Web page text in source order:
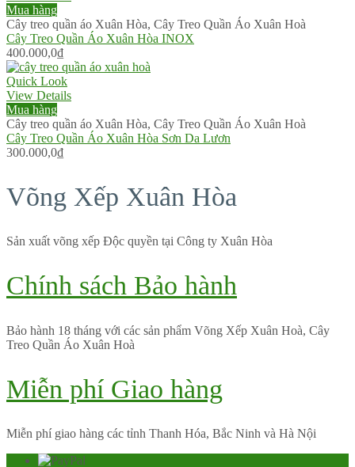
Mua hàng
Cây treo quần áo Xuân Hòa, Cây Treo Quần Áo Xuân Hoà
Cây Treo Quần Áo Xuân Hòa INOX
400.000,0₫
Quick Look
View Details
Mua hàng
Cây treo quần áo Xuân Hòa, Cây Treo Quần Áo Xuân Hoà
Cây Treo Quần Áo Xuân Hòa Sơn Da Lươn
300.000,0₫
Võng Xếp Xuân Hòa
Sản xuất võng xếp Độc quyền tại Công ty Xuân Hòa
Chính sách Bảo hành
Bảo hành 18 tháng với các sản phẩm Võng Xếp Xuân Hoà, Cây
Treo Quần Áo Xuân Hoà
Miễn phí Giao hàng
Miễn phí giao hàng các tỉnh Thanh Hóa, Bắc Ninh và Hà Nội